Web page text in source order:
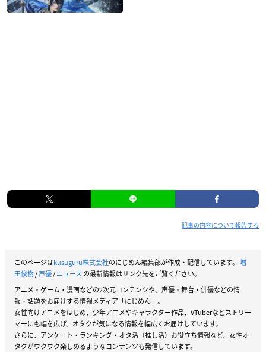
記事の内容について報告する
このページはkusuguru株式会社のにじめん編集部が作成・配信しています。 増
田俊樹/声優/ニュース の最新情報はリンク先をご覧ください。
アニメ・ゲーム・漫画などの2次元コンテンツや、声優・舞台・俳優などの情
報・話題をお届けする情報メディア「にじめん」。
女性向けアニメをはじめ、少年アニメやキャラクター作品、VTuberなどストリー
マーにも幅を広げ、オタクが気になる情報を幅広くお届けしています。
さらに、アンケート・ランキング・オタ活（推し活）お役立ち情報など、女性オ
タクがワクワク楽しめるようなコンテンツも発信しています。